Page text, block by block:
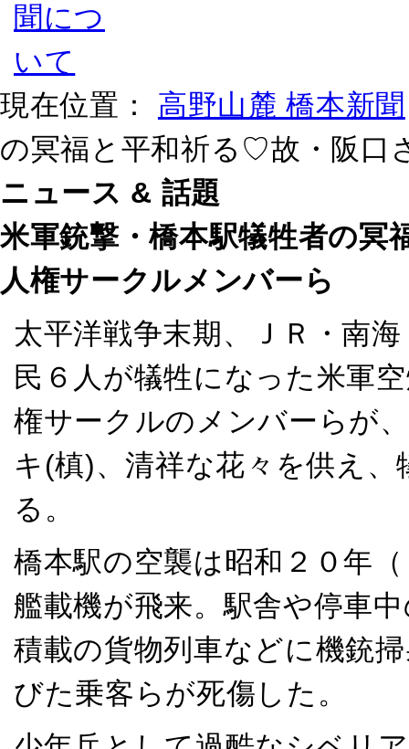
現在位置： 高野山麓 橋本新聞
の冥福と平和祈る♡故・阪口
ニュース & 話題
米軍銃撃・橋本駅犠牲者の
人権サークルメンバーら
太平洋戦争末期、ＪＲ・南
民６人が犠牲になった米軍
権サークルのメンバーらが
キ(槙)、清祥な花々を供え
る。
橋本駅の空襲は昭和２０年
艦載機が飛来。駅舎や停車
積載の貨物列車などに機銃
びた乗客らが死傷した。